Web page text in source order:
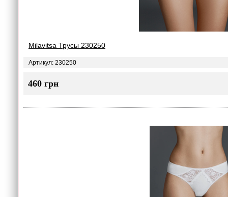
Milavitsa Трусы 230250
Артикул: 230250
460 грн